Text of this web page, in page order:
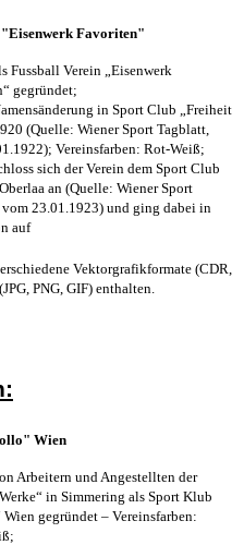
"Eisenwerk Favoriten"
Fussball Verein „Eisenwerk
gegründet;
in Sport Club „Freiheit
(Quelle: Wiener Sport Tagblatt,
Vereinsfarben: Rot-Weiß;
sich der Verein dem Sport Club
Oberlaa an (Quelle: Wiener Sport
23.01.1923) und ging dabei in
auf
Vektorgrafikformate (CDR,
PNG, GIF) enthalten.
Wien
Arbeitern und Angestellten der
in Simmering als Sport Klub
Wien gegründet – Vereinsfarben: